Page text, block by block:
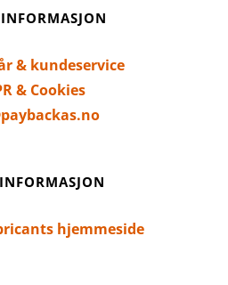
& kundeservice
& Cookies
hjemmeside